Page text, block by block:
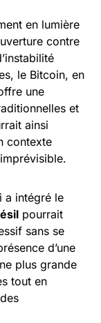
en lumière
contre
le Bitcoin, en
une
et
ainsi
contexte
a intégré le
pourrait
sans se
d’une
plus grande
tout en